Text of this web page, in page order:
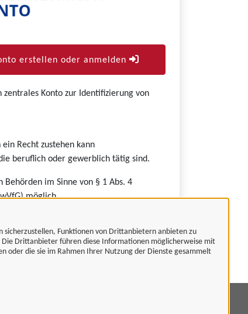
sicherzustellen, Funktionen von Drittanbietern anbieten zu
Drittanbieter führen diese Informationen möglicherweise mit
oder die sie im Rahmen Ihrer Nutzung der Dienste gesammelt
erstellen oder anmelden
Konto zur Identifizierung von
Recht zustehen kann
beruflich oder gewerblich tätig sind.
Behörden im Sinne von § 1 Abs. 4
möglich.